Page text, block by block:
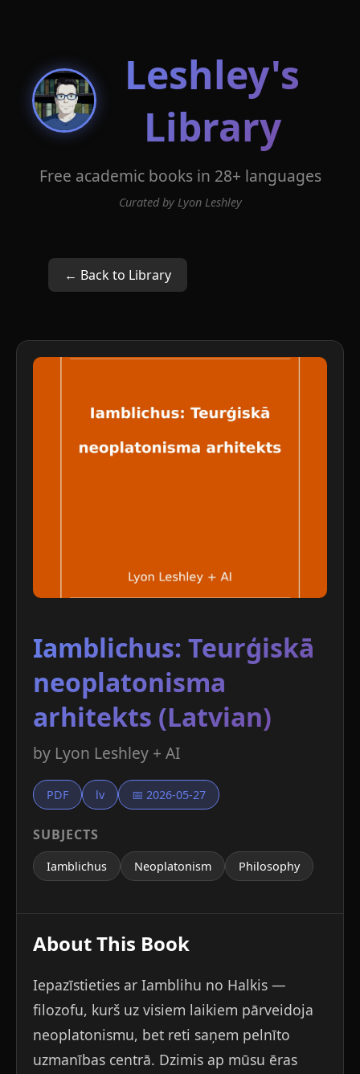
Leshley's
Library
Free academic books in 28+ languages
Curated by Lyon Leshley
← Back to Library
Iamblichus: Teurģiskā
neoplatonisma
arhitekts (Latvian)
by Lyon Leshley + AI
PDF lv 📅 2026-05-27
SUBJECTS
Iamblichus Neoplatonism Philosophy
About This Book
Iepazīstieties ar Iamblihu no Halkis —
filozofu, kurš uz visiem laikiem pārveidoja
neoplatonismu, bet reti saņem pelnīto
uzmanības centrā. Dzimis ap mūsu ēras